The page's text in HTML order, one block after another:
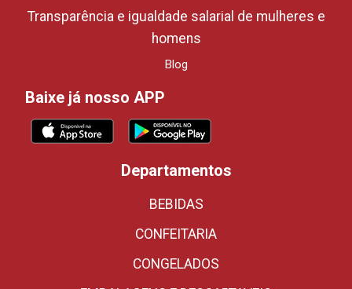
Transparência e igualdade salarial de mulheres e
homens
Blog
Baixe já nosso APP
Departamentos
BEBIDAS
CONFEITARIA
CONGELADOS